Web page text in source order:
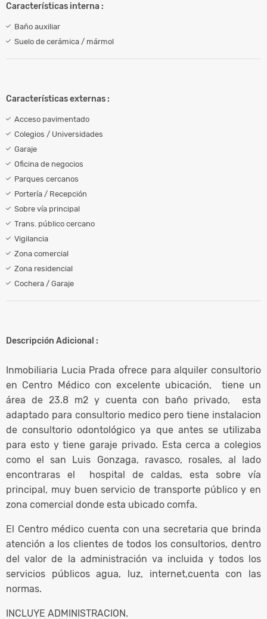
Características interna :
Baño auxiliar
Suelo de cerámica / mármol
Características externas :
Acceso pavimentado
Colegios / Universidades
Garaje
Oficina de negocios
Parques cercanos
Portería / Recepción
Sobre vía principal
Trans. público cercano
Vigilancia
Zona comercial
Zona residencial
Cochera / Garaje
Descripción Adicional :
Inmobiliaria Lucia Prada ofrece para alquiler consultorio
en Centro Médico con excelente ubicación, tiene un
área de 23.8 m2 y cuenta con baño privado, esta
adaptado para consultorio medico pero tiene instalacion
de consultorio odontológico ya que antes se utilizaba
para esto y tiene garaje privado. Esta cerca a colegios
como el san Luis Gonzaga, ravasco, rosales, al lado
encontraras el hospital de caldas, esta sobre vía
principal, muy buen servicio de transporte público y en
zona comercial donde esta ubicado comfa.
El Centro médico cuenta con una secretaria que brinda
atención a los clientes de todos los consultorios, dentro
del valor de la administración va incluida y todos los
servicios públicos agua, luz, internet,cuenta con las
normas.
INCLUYE ADMINISTRACION.